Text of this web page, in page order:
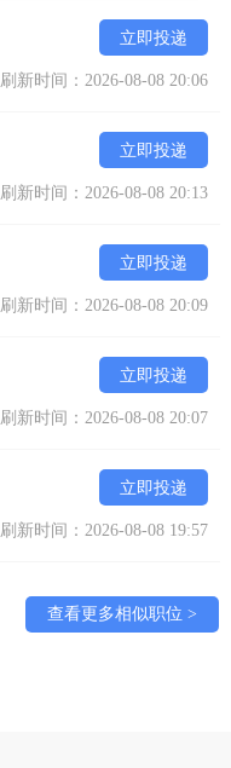
立即投递
刷新时间：2026-08-08 20:06
立即投递
刷新时间：2026-08-08 20:13
立即投递
刷新时间：2026-08-08 20:09
立即投递
刷新时间：2026-08-08 20:07
立即投递
刷新时间：2026-08-08 19:57
查看更多相似职位 >